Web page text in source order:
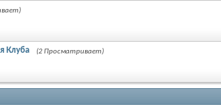
Клуба (2 Просматривает)